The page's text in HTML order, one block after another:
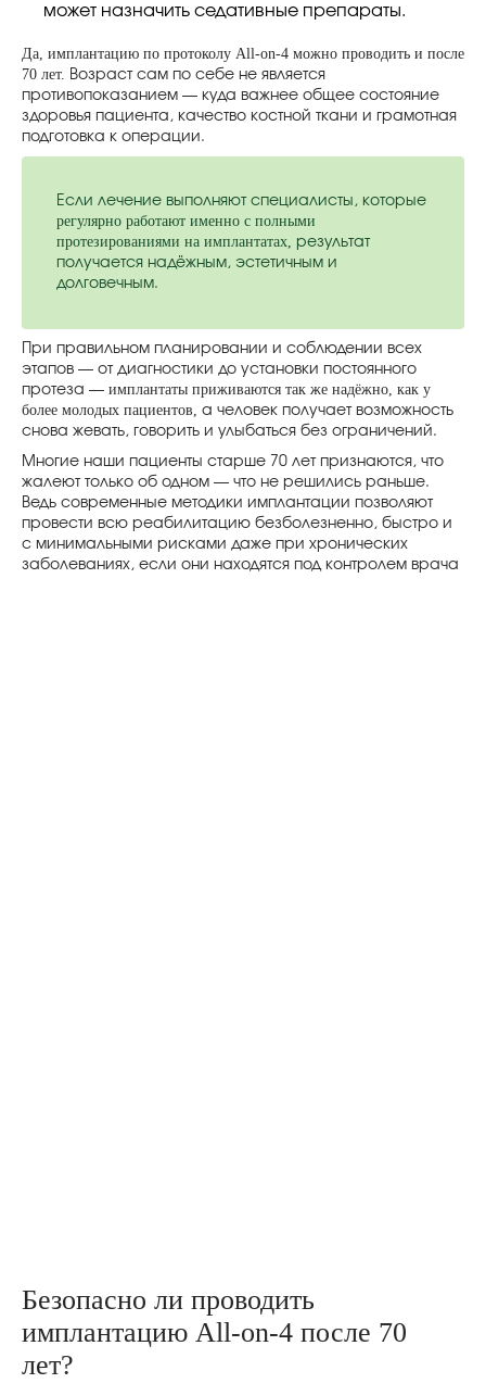
может назначить седативные препараты.
Да, имплантацию по протоколу All-on-4 можно проводить и после
70 лет.
Возраст сам по себе не является
противопоказанием — куда важнее общее состояние
здоровья пациента, качество костной ткани и грамотная
подготовка к операции.
Если лечение выполняют специалисты, которые
регулярно работают именно с полными
протезированиями на имплантатах, результат
получается надёжным, эстетичным и
долговечным.
При правильном планировании и соблюдении всех
этапов — от диагностики до установки постоянного
протеза — имплантаты приживаются так же надёжно, как у
более молодых пациентов, а человек получает возможность
снова жевать, говорить и улыбаться без ограничений.
Многие наши пациенты старше 70 лет признаются, что
жалеют только об одном — что не решились раньше.
Ведь современные методики имплантации позволяют
провести всю реабилитацию безболезненно, быстро и
с минимальными рисками даже при хронических
заболеваниях, если они находятся под контролем врача
Безопасно ли проводить
имплантацию All-on-4 после 70
лет?